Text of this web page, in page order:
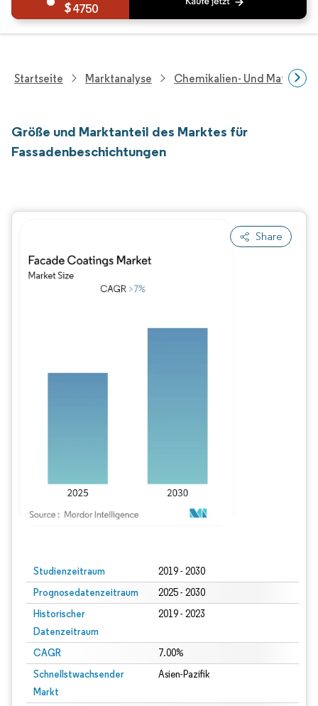
4750
Startseite Marktanalyse Chemikalien- Und
Größe und Marktanteil des Marktes für
Fassadenbeschichtungen
Share
Studienzeitraum 2019 - 2030
Prognosedatenzeitraum 2025 - 2030
Historischer
Datenzeitraum
2019 - 2023
CAGR 7.00%
Schnellstwachsender
Markt
Asien-Pazifik